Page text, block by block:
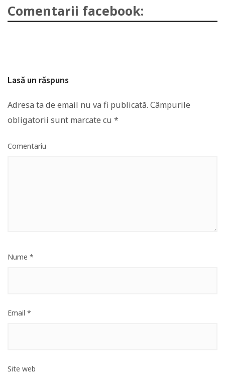
Comentarii facebook:
Lasă un răspuns
Adresa ta de email nu va fi publicată. Câmpurile
obligatorii sunt marcate cu *
Comentariu
Nume *
Email *
Site web